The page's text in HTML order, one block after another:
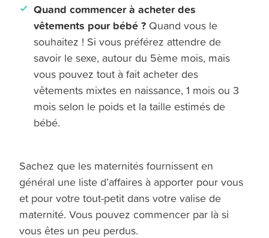
Quand commencer à acheter des
vêtements pour bébé ? Quand vous le
souhaitez ! Si vous préférez attendre de
savoir le sexe, autour du 5ème mois, mais
vous pouvez tout à fait acheter des
vêtements mixtes en naissance, 1 mois ou 3
mois selon le poids et la taille estimés de
bébé.
Sachez que les maternités fournissent en
général une liste d’affaires à apporter pour vous
et pour votre tout-petit dans votre valise de
maternité. Vous pouvez commencer par là si
vous êtes un peu perdus.